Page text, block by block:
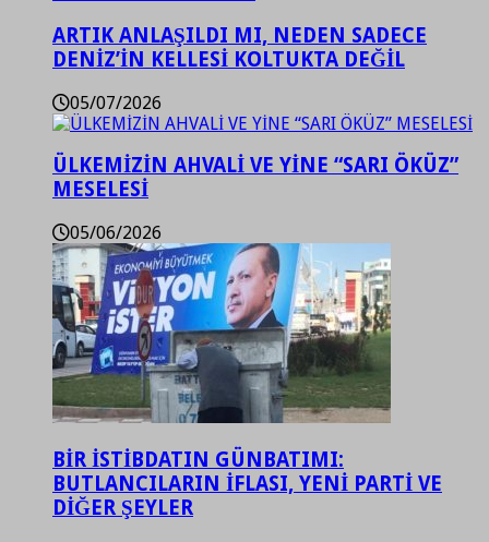
ARTIK ANLAŞILDI MI, NEDEN SADECE
DENİZ’İN KELLESİ KOLTUKTA DEĞİL
05/07/2026
ÜLKEMİZİN AHVALİ VE YİNE “SARI ÖKÜZ”
MESELESİ
05/06/2026
BİR İSTİBDATIN GÜNBATIMI:
BUTLANCILARIN İFLASI, YENİ PARTİ VE
DİĞER ŞEYLER